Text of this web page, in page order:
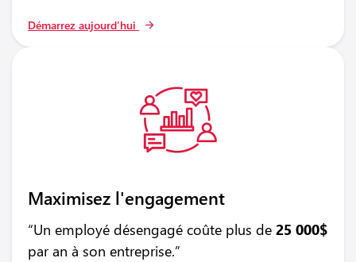
Démarrez aujourd’hui
Maximisez l'engagement
“Un employé désengagé coûte plus de 25 000$
par an à son entreprise.”